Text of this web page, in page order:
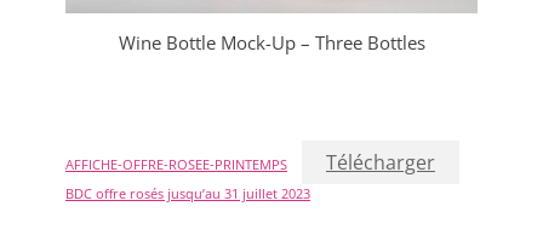
Wine Bottle Mock-Up – Three Bottles
AFFICHE-OFFRE-ROSEE-PRINTEMPS Télécharger
BDC offre rosés jusqu’au 31 juillet 2023